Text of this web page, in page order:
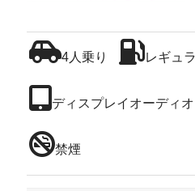
4人乗り レギュ
ディスプレイオーディオ
禁煙